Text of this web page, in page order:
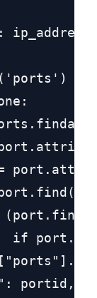
if
portid,